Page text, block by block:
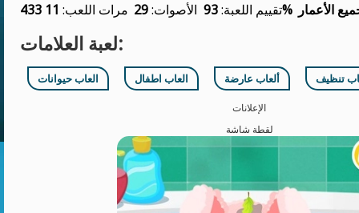
مرات اللعب: 11 433 الأصوات:29 تقييم اللعبة:93% الأعمار
لعبة العلامات:
العاب حيوانات العاب اطفال ألعاب عارضة تنظيف
الإعلانات
لقطة شاشة